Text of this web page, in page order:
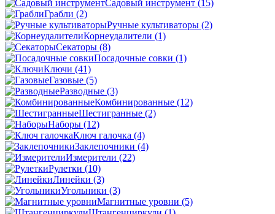
Садовый инструмент (15)
Грабли (2)
Ручные культиваторы (2)
Корнеудалители (1)
Секаторы (8)
Посадочные совки (1)
Ключи (41)
Газовые (5)
Разводные (3)
Комбинированные (12)
Шестигранные (2)
Наборы (12)
Ключ галочка (4)
Заклепочники (4)
Измерители (22)
Рулетки (10)
Линейки (3)
Угольники (3)
Магнитные уровни (5)